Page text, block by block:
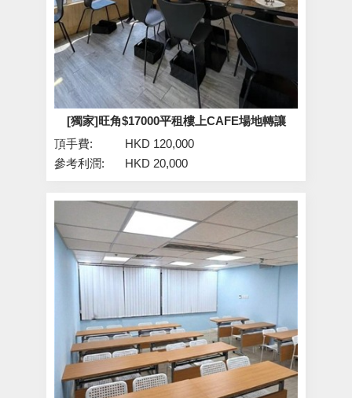
[獨家]旺角$17000平租樓上CAFE場地轉讓
頂手費:
HKD 120,000
參考利潤:
HKD 20,000